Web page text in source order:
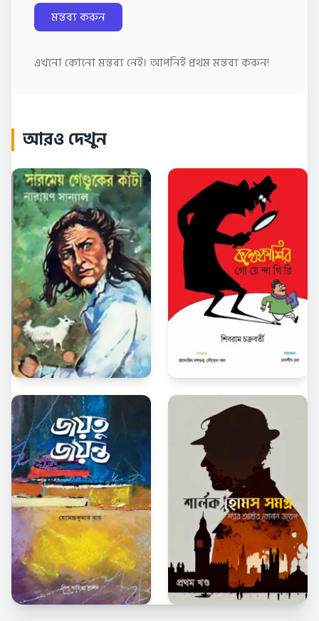
মন্তব্য করুন
এখনো কোনো মন্তব্য নেই। আপনিই প্রথম মন্তব্য করুন!
আরও দেখুন